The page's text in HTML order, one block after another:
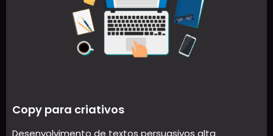
Copy para criativos
Desenvolvimento de textos persuasivos alta